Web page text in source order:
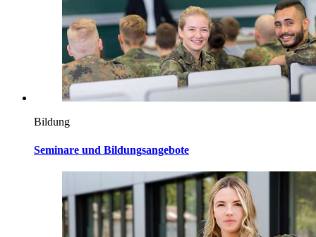
Bildung
Seminare und Bildungsangebote